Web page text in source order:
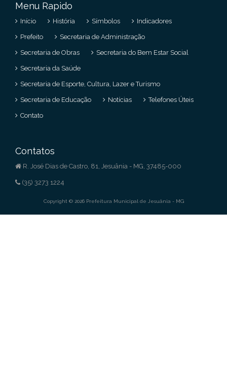
Menu Rapido
Início História Símbolos Indicadores
Prefeito Secretaria de Administração
Secretaria de Obras Secretaria do Bem Estar Social
Secretaria da Saúde
Secretaria de Esporte, Cultura, Lazer e Turismo
Secretaria de Educação Notícias Telefones Úteis
Contato
Contatos
R. José Dias de Castro, 81, Jesuânia - MG, 37485-000
(35) 3273 1224
Copyright © 2026 Prefeitura Municipal de Jesuânia - MG